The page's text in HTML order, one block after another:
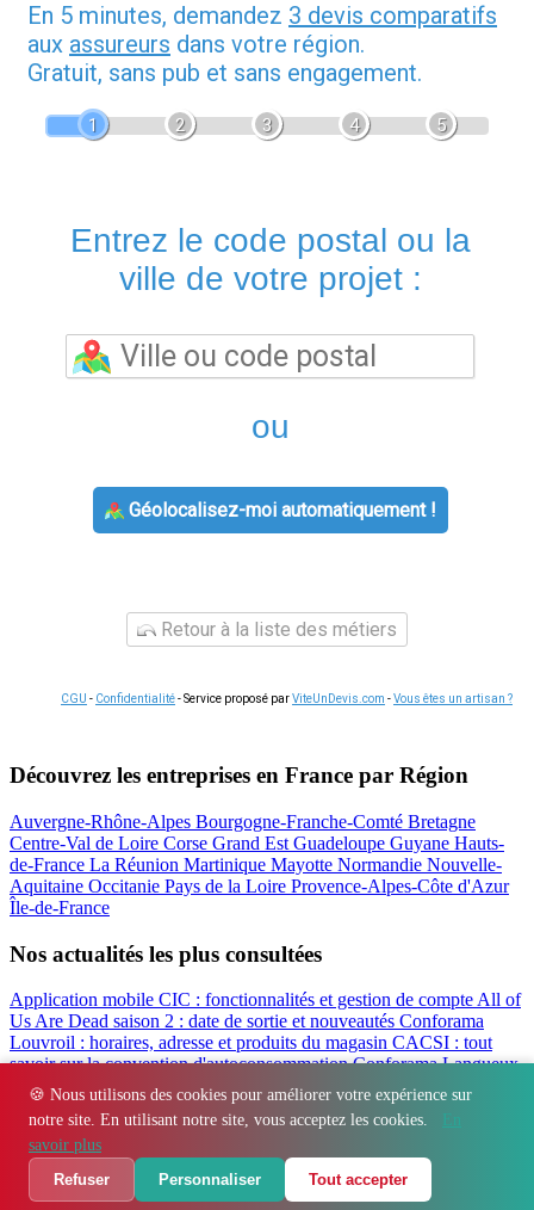
🍪 Nous utilisons des cookies pour améliorer votre expérience sur
notre site. En utilisant notre site, vous acceptez les cookies.
En
savoir plus
Refuser
Personnaliser Tout accepter
En 5 minutes, demandez 3 devis comparatifs
aux assureurs dans votre région.
Gratuit, sans pub et sans engagement.
1 2 3 4 5
Entrez le code postal ou la
ville de votre projet :
ou
Géolocalisez-moi automatiquement !
Retour à la liste des métiers
CGU - Confidentialité- Service proposé parViteUnDevis.com -Vous êtes un artisan ?
Découvrez les entreprises en France par Région
Auvergne-Rhône-Alpes Bourgogne-Franche-Comté Bretagne
Centre-Val de Loire Corse Grand Est Guadeloupe Guyane Hauts-
de-France La Réunion Martinique Mayotte Normandie Nouvelle-
Aquitaine Occitanie Pays de la Loire Provence-Alpes-Côte d'Azur
Île-de-France
Nos actualités les plus consultées
Application mobile CIC : fonctionnalités et gestion de compte All of
Us Are Dead saison 2 : date de sortie et nouveautés Conforama
Louvroil : horaires, adresse et produits du magasin CACSI : tout
savoir sur la convention d'autoconsommationConforama Langueux
: horaires, adresse et avis du magasinFilbanque : gérer ses comptes
CIC en ligne facilement
Régions - Départements - Villes - Entreprises - Marques Contact
Espace presse
© 2026 Immo Finex. Tous droits réservés.